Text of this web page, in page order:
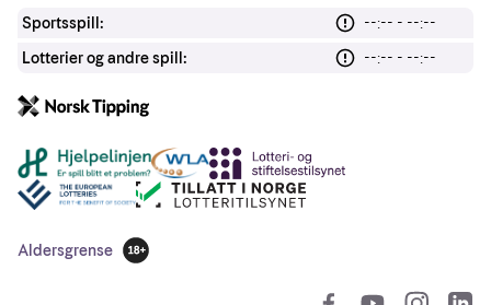
Sportsspill:
--:-- - --:--
Lotterier og andre spill:
--:-- - --:--
Andre lenker
Aldersgrense
18 år